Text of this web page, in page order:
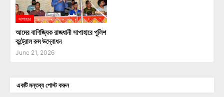
সাপাহার
আমের বাণিজ্যিক রাজধানী সাপাহারে পুলিশ
কন্ট্রোল রুম উদ্বোধন
June 21, 2026
একটি মন্তব্য পোস্ট করুন